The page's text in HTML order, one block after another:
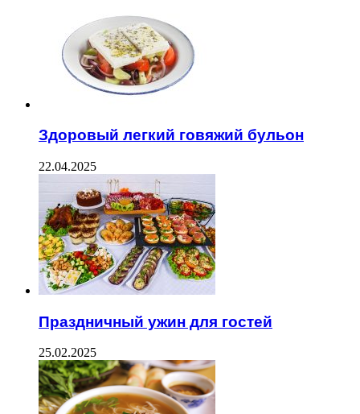
Здоровый легкий говяжий бульон
22.04.2025
Праздничный ужин для гостей
25.02.2025